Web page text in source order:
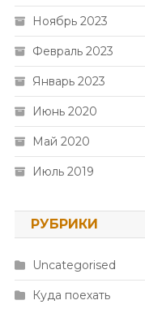
Ноябрь 2023
Февраль 2023
Январь 2023
Июнь 2020
Май 2020
Июль 2019
РУБРИКИ
Uncategorised
Куда поехать